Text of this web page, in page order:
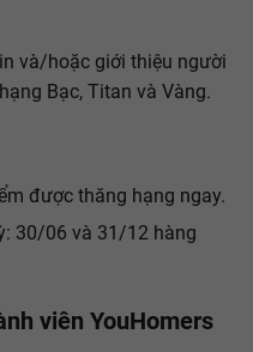
và/hoặc giới thiệu người
Bạc, Titan và Vàng.
được thăng hạng ngay.
30/06 và 31/12 hàng
viên YouHomers